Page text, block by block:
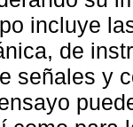
incluye
de
señales y